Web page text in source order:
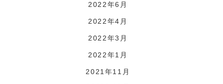
2022年6月
2022年4月
2022年3月
2022年1月
2021年11月